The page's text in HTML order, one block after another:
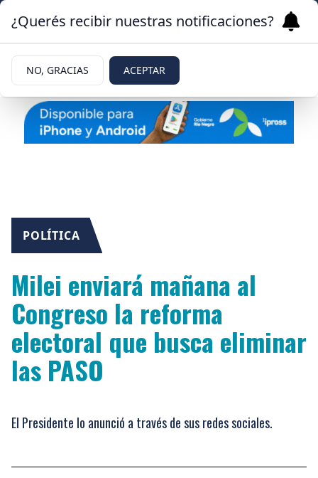
POLÍTICA
Milei enviará mañana al
Congreso la reforma
electoral que busca eliminar
las PASO
El Presidente lo anunció a través de sus redes sociales.
¿Querés recibir nuestras notificaciones?
NO, GRACIAS ACEPTAR